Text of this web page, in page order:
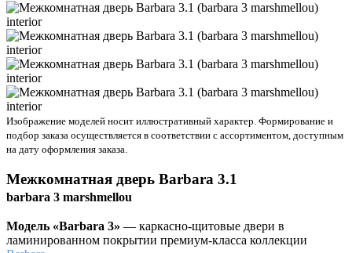
Изображение моделей носит иллюстративный характер. Формирование и
подбор заказа осуществляется в соответствии с ассортиментом, доступным
на дату оформления заказа.
Межкомнатная дверь Barbara 3.1
barbara 3 marshmellou
Модель «Barbara 3» — каркасно-щитовые двери в
ламинированном покрытии премиум-класса коллекции